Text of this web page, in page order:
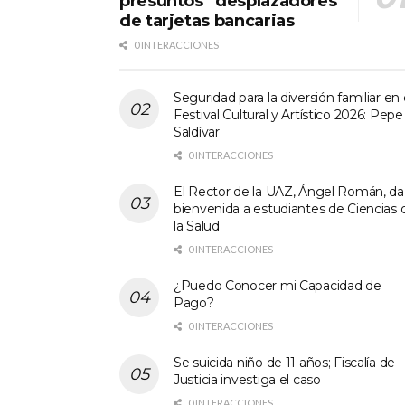
de tarjetas bancarias
0 INTERACCIONES
Seguridad para la diversión familiar en
Festival Cultural y Artístico 2026: Pepe
Saldívar
0 INTERACCIONES
El Rector de la UAZ, Ángel Román, da
bienvenida a estudiantes de Ciencias
la Salud
0 INTERACCIONES
¿Puedo Conocer mi Capacidad de
Pago?
0 INTERACCIONES
Se suicida niño de 11 años; Fiscalía de
Justicia investiga el caso
0 INTERACCIONES